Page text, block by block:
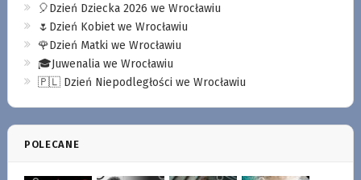
🎈Dzień Dziecka 2026 we Wrocławiu
🌷Dzień Kobiet we Wrocławiu
🌹Dzień Matki we Wrocławiu
🎓Juwenalia we Wrocławiu
🇵🇱 Dzień Niepodległości we Wrocławiu
POLECANE